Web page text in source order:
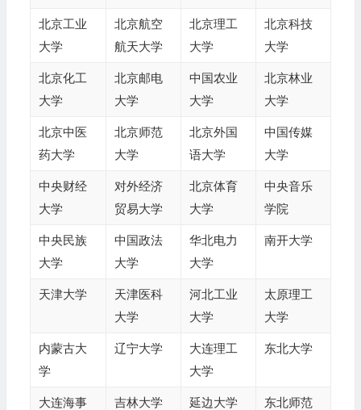
北京工业
大学
北京航空
航天大学
北京理工
大学
北京科技
大学
北京化工
大学
北京邮电
大学
中国农业
大学
北京林业
大学
北京中医
药大学
北京师范
大学
北京外国
语大学
中国传媒
大学
中央财经
大学
对外经济
贸易大学
北京体育
大学
中央音乐
学院
中央民族
大学
中国政法
大学
华北电力
大学
南开大学
天津大学
天津医科
大学
河北工业
大学
太原理工
大学
内蒙古大
学
辽宁大学
大连理工
大学
东北大学
大连海事
吉林大学 延边大学
东北师范